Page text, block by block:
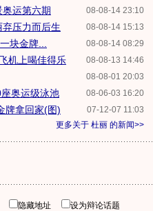
08-08-14 23:10
运第六期
08-08-14 15:13
压力而后生
08-08-14 08:29
块金牌...
08-08-13 14:46
机上喝佳得乐
08-08-01 20:03
08-06-03 16:20
奥运级泳池
07-12-07 11:03
牌拿回家(图)
更多关于 杜丽 的新闻>>
隐藏地址
设为辩论话题